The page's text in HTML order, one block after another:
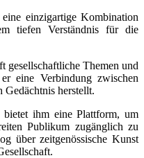
einzigartige Kombination
tiefen Verständnis für die
gesellschaftliche Themen und
eine Verbindung zwischen
herstellt.
ihm eine Plattform, um
Publikum zugänglich zu
über zeitgenössische Kunst